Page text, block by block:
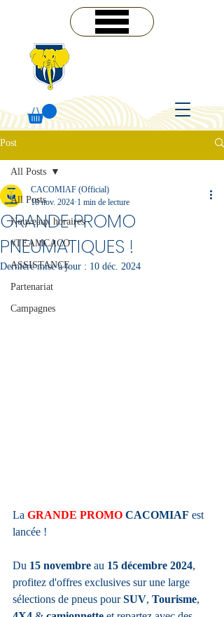
Post
All Posts
Nouveaux horaires
#TEAMCACO
ASSISTANCE
Partenariat
Campagnes
All Posts
GRANDE PROMO
PNEUMATIQUES !
CACOMIAF (Official)
18 nov. 2024 1 min de lecture
Dernière mise à jour : 10 déc. 2024
La GRANDE PROMO CACOMIAF est
lancée !
Du 15 novembre au 15 décembre 2024,
profitez d'offres exclusives sur une large
sélections de pneus pour SUV, Tourisme,